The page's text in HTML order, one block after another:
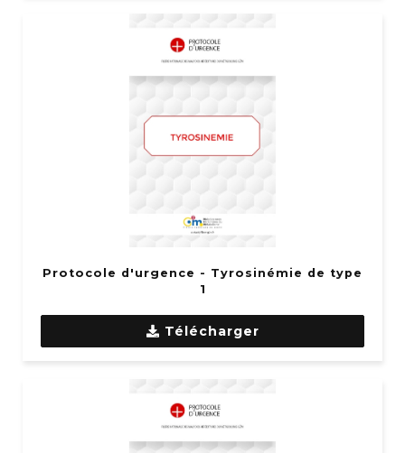
Protocole d'urgence - Tyrosinémie de type
1
Télécharger